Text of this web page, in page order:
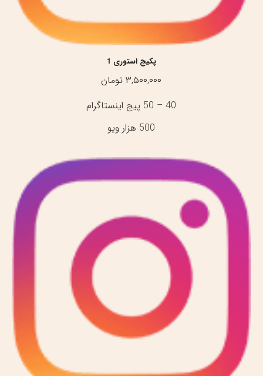
پکیج استوری 1
۳,۵۰۰,۰۰۰ تومان
40 – 50 پیج اینستاگرام
500 هزار ویو